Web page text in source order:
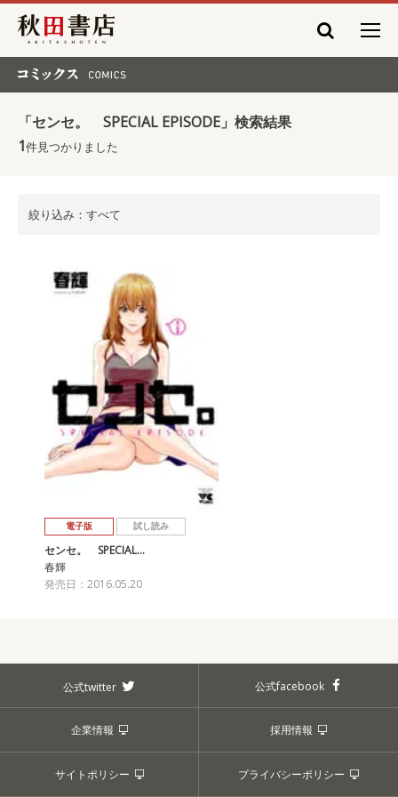
秋田書店
「センセ。 SPECIAL EPISODE」検索結果
1件見つかりました
絞り込み：すべて
電子版 試し読み
センセ。 SPECIAL…
春輝
発売日：2016.05.20
公式twitter 公式facebook
企業情報 採用情報
サイトポリシー プライバシーポリシー